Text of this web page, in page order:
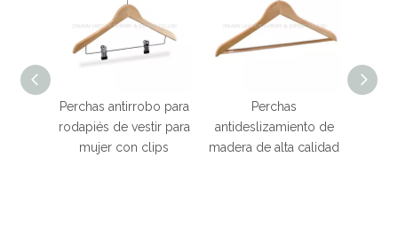
Perchas antirrobo para
rodapiés de vestir para
mujer con clips
Perchas
antideslizamiento de
madera de alta calidad